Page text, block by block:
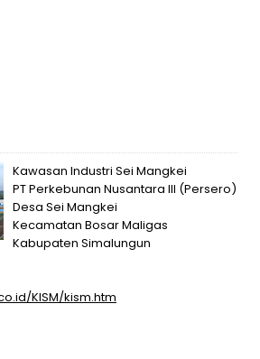
Kawasan Industri Sei Mangkei
PT Perkebunan Nusantara III (Persero)
Desa Sei Mangkei
Kecamatan Bosar Maligas
Kabupaten Simalungun
KISM/kism.htm